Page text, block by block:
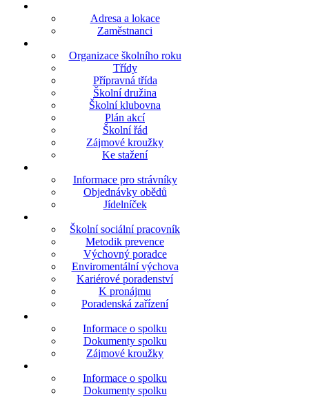
Adresa a lokace
Zaměstnanci
Organizace školního roku
Třídy
Přípravná třída
Školní družina
Školní klubovna
Plán akcí
Školní řád
Zájmové kroužky
Ke stažení
Informace pro strávníky
Objednávky obědů
Jídelníček
Školní sociální pracovník
Metodik prevence
Výchovný poradce
Enviromentální výchova
Kariérové poradenství
K pronájmu
Poradenská zařízení
Informace o spolku
Dokumenty spolku
Zájmové kroužky
Informace o spolku
Dokumenty spolku